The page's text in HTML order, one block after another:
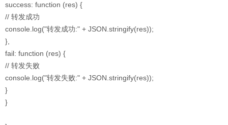
success: function (res) {
// 转发成功
console.log("转发成功:" + JSON.stringify(res));
},
fail: function (res) {
// 转发失败
console.log("转发失败:" + JSON.stringify(res));
}
}